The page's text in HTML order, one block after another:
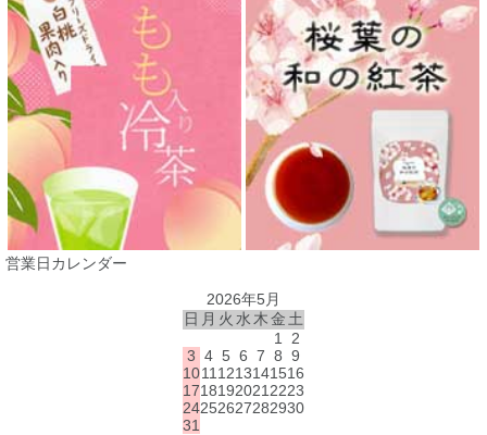
営業日カレンダー
2026年5月
日 月 火 水 木金 土
1
2
3 4 5 6 7 8 9
1011 1213141516
1718192021 2223
24252627282930
31